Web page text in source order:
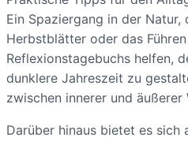
Ein Spaziergang in der Natur,
Herbstblätter oder das
Reflexionstagebuchs helfen,
dunklere Jahreszeit zu
zwischen innerer und äußerer
Darüber hinaus bietet es sich